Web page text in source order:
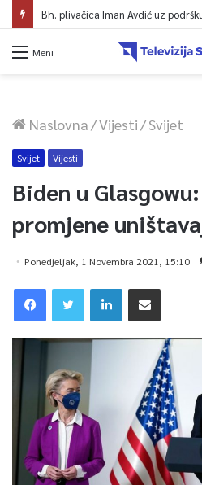
Meni
Naslovna/Vijesti/Svijet
Svijet Vijesti
Biden u
promjene
Ponedjeljak, 1 Novembra 2021, 15:10